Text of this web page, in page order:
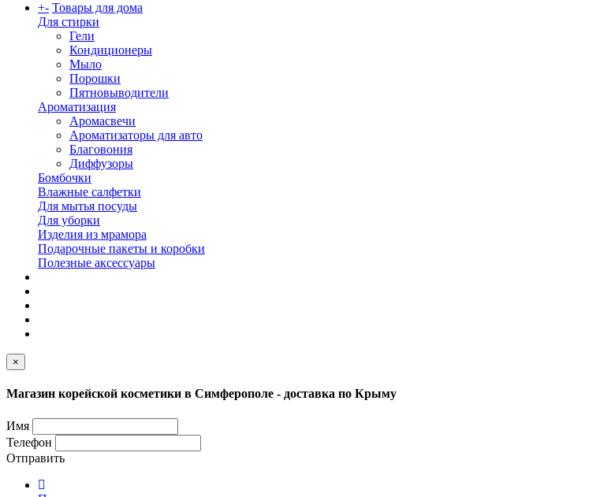
+- Товары для дома
Для стирки
Гели
Кондиционеры
Мыло
Порошки
Пятновыводители
Ароматизация
Аромасвечи
Ароматизаторы для авто
Благовония
Диффузоры
Бомбочки
Влажные салфетки
Для мытья посуды
Для уборки
Изделия из мрамора
Подарочные пакеты и коробки
Полезные аксессуары
×
Магазин корейской косметики в Симферополе - доставка по Крыму
Имя
Телефон
Отправить